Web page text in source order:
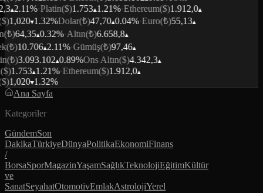
2.11%·Platin($)1.753 1.21%·Ethereum($)1.912,0
1,020 1.32%Dolar(₺)47,70 0.04%·Euro(₺)55,13
(₺)64,35 0.32%·Altın(₺)6.658,8
(₺)10.706 2.11%·Gümüş(₺)97,46
(₺)3.093.102 0.89%Ons Altın($)4.342,3
($)1.753 1.21%·Ethereum($)1.912,0
1,020 1.32%
Ana Sayfa
Kategoriler
GündemSon
DakikaTürkiyeDünyaPolitikaEkonomiFinans
/
BorsaSporMagazinYaşamSağlıkTeknolojiEğitimKültür
ve
SanatSeyahatOtomotivEmlakAstrolojiYerel